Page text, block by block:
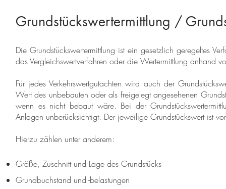
Grundstückswertermittlung /
Die Grundstückswertermittlung ist ein gesetzlich geregeltes
das Vergleichswertverfahren oder die Wertermittlung anhand
Für jedes Verkehrswertgutachten wird auch der
Wert des unbebauten oder als freigelegt angesehenen
wenn es nicht bebaut wäre. Bei der
Anlagen unberücksichtigt. Der jeweilige Grundstückswert ist
Hierzu zählen unter anderem:
Größe, Zuschnitt und Lage des Grundstücks
Grundbuchstand und -belastungen